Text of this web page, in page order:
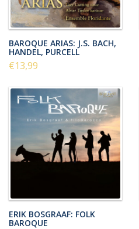
BAROQUE ARIAS: J.S. BACH,
HANDEL, PURCELL
€13,99
ERIK BOSGRAAF: FOLK
BAROQUE